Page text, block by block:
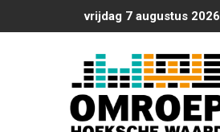
naar
vrijdag 7 augustus 2026